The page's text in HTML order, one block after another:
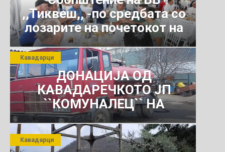
,,Тиквеш,, -по средбата со
лозарите на почетокот на
јули 2026 г.
ДОНАЦИЈА ОД
КАВАДАРЕЧКОТО ЈП
``КОМУНАЛЕЦ`` НА
РОСОМАНСКОТО ЈАВНО
ПРЕТПРИЈАТИЕ ЗА
КОМУНАЛНО УСЛУГИ
Кавадарци
Кавадарци